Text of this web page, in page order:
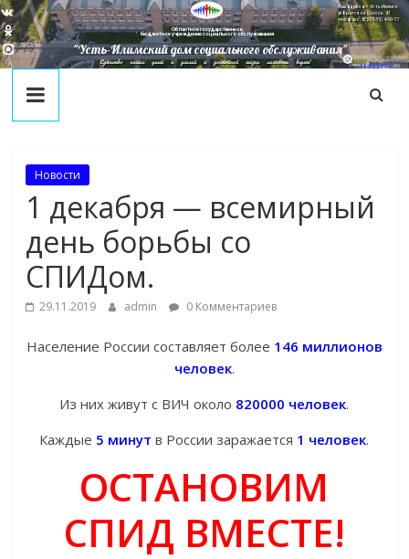
Областное государственное
бюджетное учреждение социального обслуживания
juecj
@mail
"Усть-Илимский дом социального обслуживания"
Наш адрес в г. Усть-Илимск:
ул. Братское Шоссе, 41
тел/факс: 8(395-35) 4-09-77
Единство наших целей и усилий к достойной жизни личности ведет!
Новости
1 декабря — всемирный
день борьбы со
СПИДом.
29.11.2019 admin 0 Комментариев
Население России составляет более 146 миллионов
человек.
Из них живут с ВИЧ около 820000 человек.
Каждые 5 минут в России заражается 1 человек.
ОСТАНОВИМ
СПИД ВМЕСТЕ!